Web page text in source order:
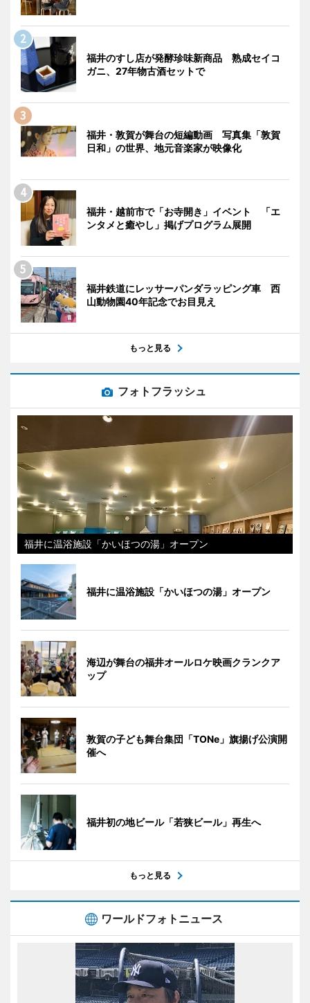
福井のすし店が発酵珍味新商品 熟成セイコ
ガニ、27年物古酒セットで
福井・敦賀が舞台の短編動画 写真集「敦賀
日和」の世界、地元音楽家が映像化
福井・越前市で「お寺開き」イベント 「エ
ンタメと癒やし」掲げプログラム展開
福井鉄道にレッサーパンダラッピング車 西
山動物園40年記念でお目見え
もっと見る
フォトフラッシュ
福井に温浴施設「かいほつの湯」オープン
福井に温浴施設「かいほつの湯」オープン
海辺が舞台の福井オールロケ映画クランクア
ップ
敦賀の子ども舞台集団「TONe」旗揚げ公演開
催へ
福井初の地ビール「若狭ビール」再生へ
もっと見る
ワールドフォトニュース